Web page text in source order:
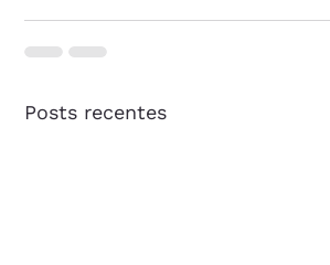
Posts recentes